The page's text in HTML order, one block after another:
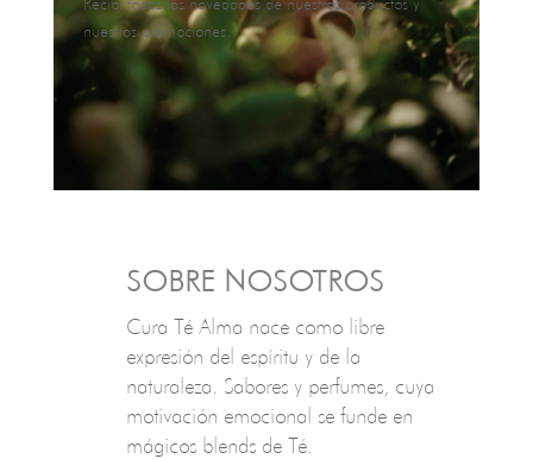
nuestras promociones.
SOBRE NOSOTROS
Cura Té Alma nace como libre
expresión del espíritu y de la
naturaleza. Sabores y perfumes, cuya
motivación emocional se funde en
mágicos blends de Té.